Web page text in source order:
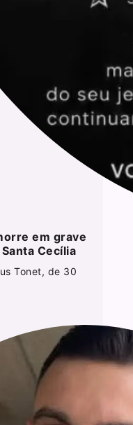
em grave
Cecília
Tonet, de 30